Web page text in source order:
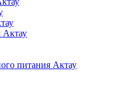
Актау
питания Актау